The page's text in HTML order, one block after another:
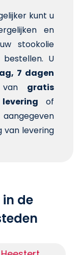
kunt u
en
stookolie
U
7 dagen
gratis
of
van levering
in de